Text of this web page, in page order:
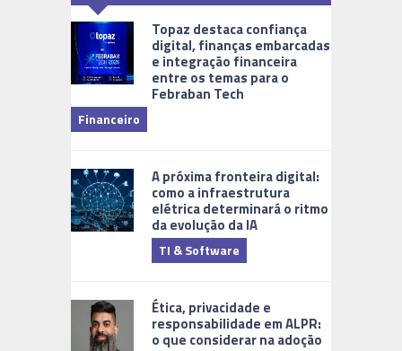
Topaz destaca confiança
digital, finanças embarcadas
e integração financeira
entre os temas para o
Febraban Tech
Financeiro
A próxima fronteira digital:
como a infraestrutura
elétrica determinará o ritmo
da evolução da IA
TI & Software
Ética, privacidade e
responsabilidade em ALPR:
o que considerar na adoção